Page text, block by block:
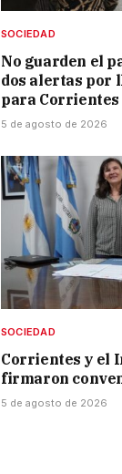
SOCIEDAD
No guarden el
dos alertas por
para Corrientes
5 de agosto de 2026
SOCIEDAD
Corrientes y el
firmaron
5 de agosto de 2026